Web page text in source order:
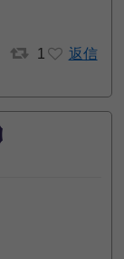
1 返信